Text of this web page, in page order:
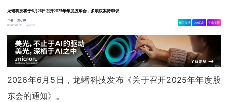
龙蟠科技将于6月26日召开2025年年度股东会，多项议案待审议
作者：集小微
06-05 07:30
6357
相关舆情 AI解读 生成海报
2026年6月5日，龙蟠科技发布《关于召开2025年年度股
东会的通知》。